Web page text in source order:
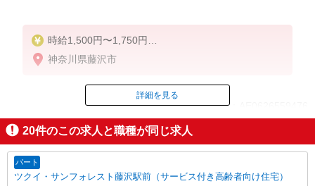
時給1,500円〜1,750円
★週払いOK（規定あり）
神奈川県藤沢市
ID：AE0626559476
掲載期間終了
詳細を見る
20件のこの求人と職種が同じ求人
パート
ツクイ・サンフォレスト藤沢駅前（サービス付き高齢者向け住宅）